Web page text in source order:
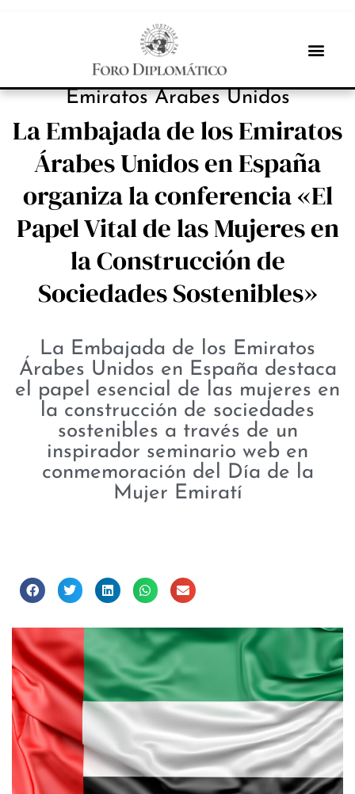
INBOX INTERNACIONAL
Emiratos Árabes Unidos
La Embajada de los Emiratos
Árabes Unidos en España
organiza la conferencia «El
Papel Vital de las Mujeres en
la Construcción de
Sociedades Sostenibles»
La Embajada de los Emiratos
Árabes Unidos en España destaca
el papel esencial de las mujeres en
la construcción de sociedades
sostenibles a través de un
inspirador seminario web en
conmemoración del Día de la
Mujer Emiratí